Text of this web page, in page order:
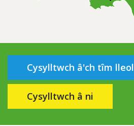
Cysylltwch â'ch tîm lleol
Cysylltwch â ni